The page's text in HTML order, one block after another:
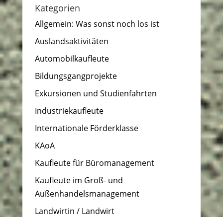
Kategorien
Allgemein: Was sonst noch los ist
Auslandsaktivitäten
Automobilkaufleute
Bildungsgangprojekte
Exkursionen und Studienfahrten
Industriekaufleute
Internationale Förderklasse
KAoA
Kaufleute für Büromanagement
Kaufleute im Groß- und
Außenhandelsmanagement
Landwirtin / Landwirt